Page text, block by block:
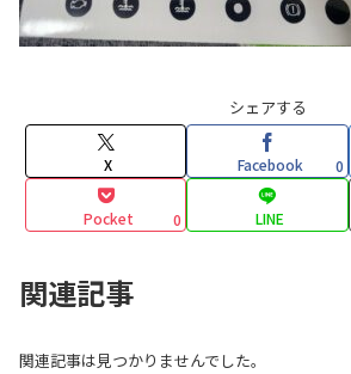
シェアする
X Facebook 0
Pocket 0 LINE
関連記事
関連記事は見つかりませんでした。